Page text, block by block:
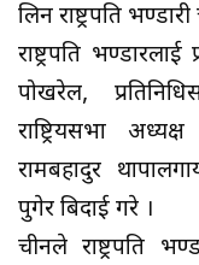
लिन राष्ट्रपति
राष्ट्रपति भण्डारलाई
पोखरेल,
राष्ट्रियसभा
रामबहादुर
पुगेर बिदाई गरे ।
चीनले राष्ट्रपति